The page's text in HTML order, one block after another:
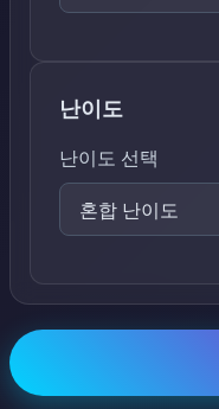
난이도
난이도 선택